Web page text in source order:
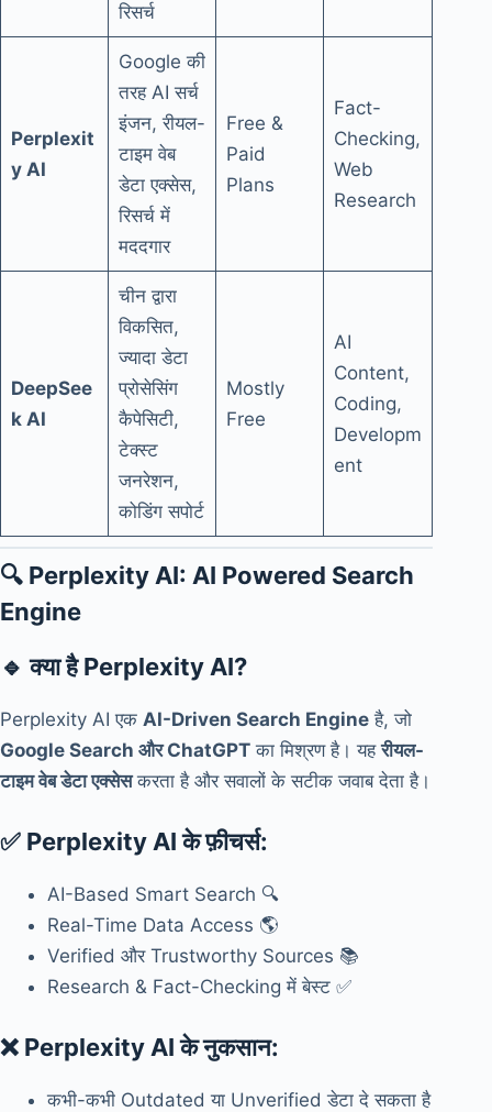
रिसर्च
Perplexit
y AI
Google की
तरह AI सर्च
इंजन, रीयल-
टाइम वेब
डेटा एक्सेस,
रिसर्च में
मददगार
Free &
Paid
Plans
Fact-
Checking,
Web
Research
DeepSee
k AI
चीन द्वारा
विकसित,
ज्यादा डेटा
प्रोसेसिंग
कैपेसिटी,
टेक्स्ट
जनरेशन,
कोडिंग सपोर्ट
Mostly
Free
AI
Content,
Coding,
Developm
ent
🔍 Perplexity AI: AI Powered Search
Engine
🔹क्या है Perplexity AI?
Perplexity AI एक AI-Driven Search Engine है, जो
Google Search और ChatGPT का मिश्रण है। यहरीयल-
टाइम वेब डेटा एक्सेसकरता है और सवालों के सटीक जवाब देता है।
✅ Perplexity AI के फ़ीचर्स:
AI-Based Smart Search 🔍
Real-Time Data Access 🌎
Verified और Trustworthy Sources 📚
Research & Fact-Checking में बेस्ट ✅
❌ Perplexity AI के नुकसान:
कभी-कभी Outdated या Unverified डेटा दे सकता है